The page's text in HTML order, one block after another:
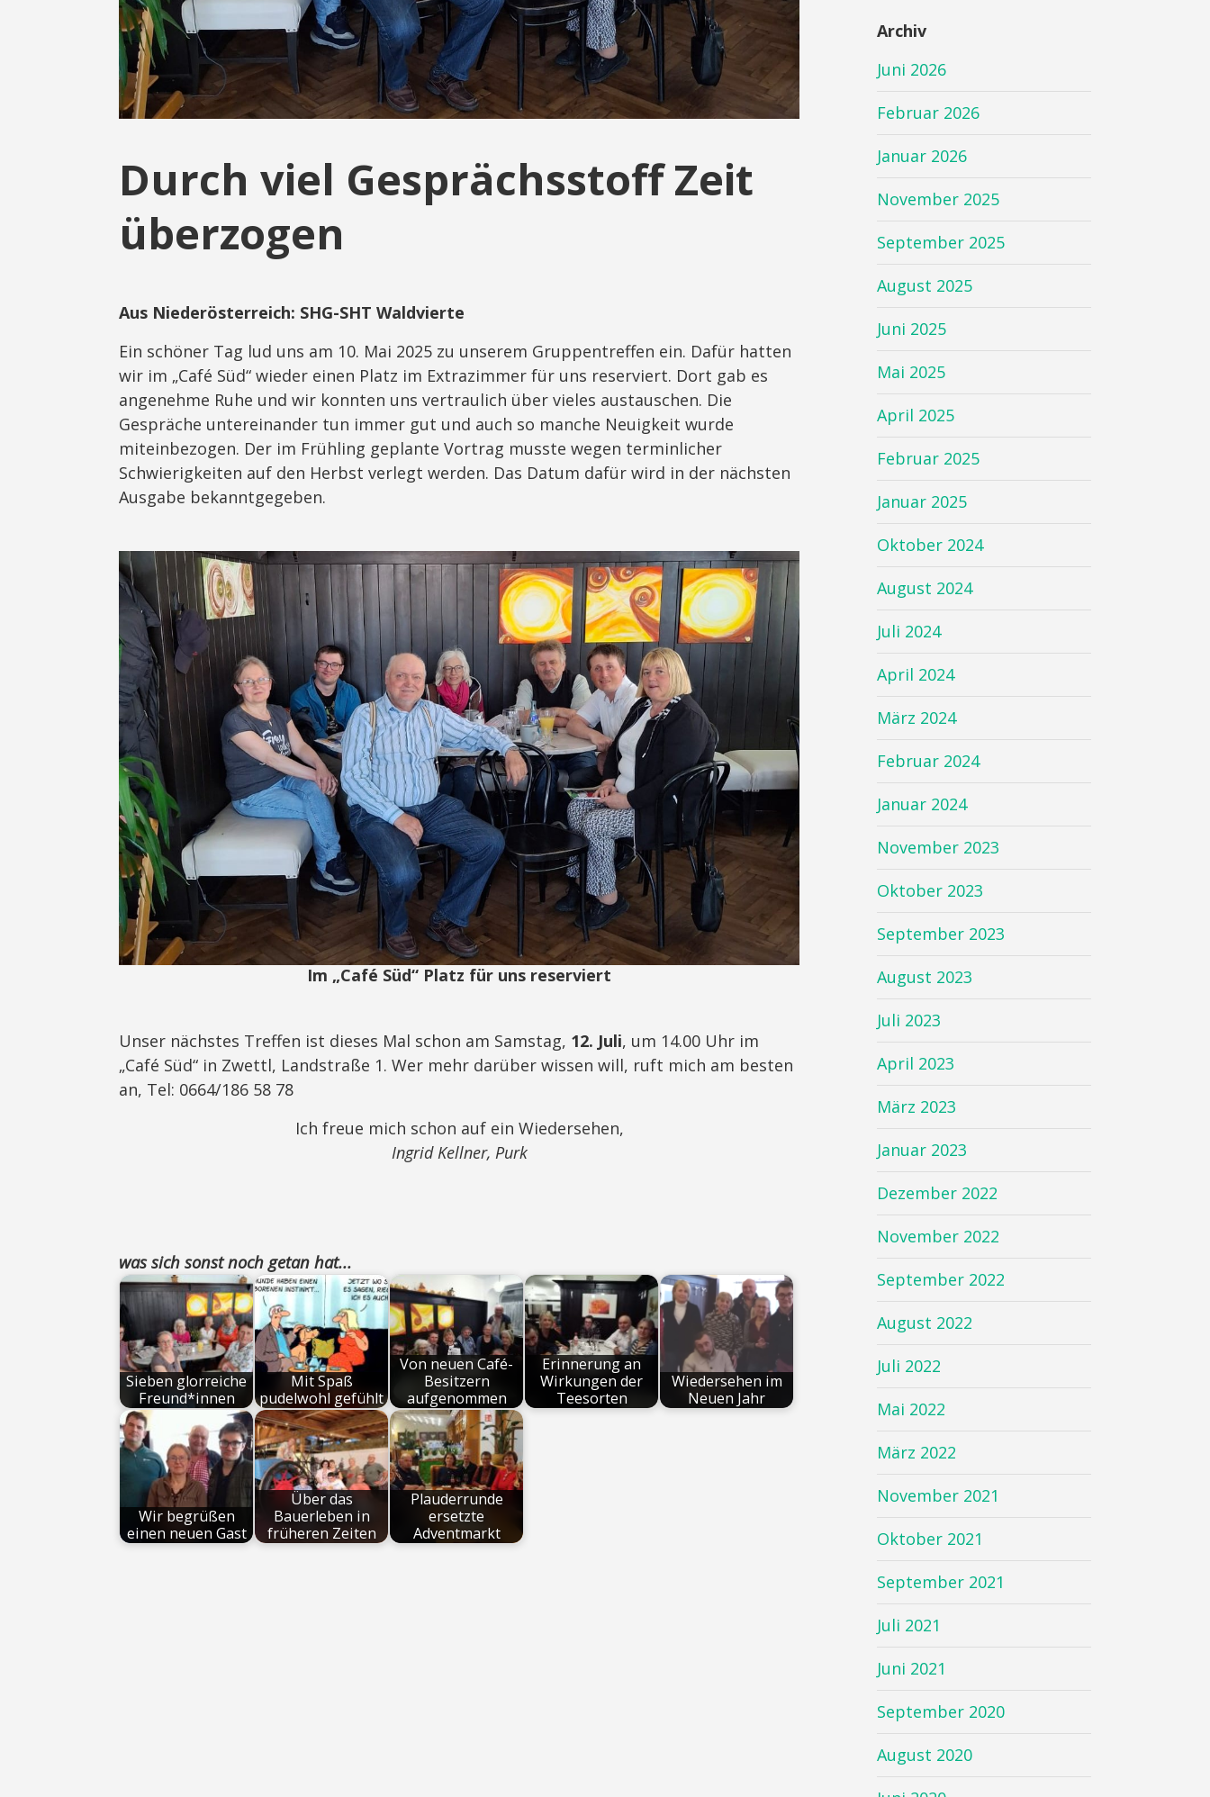
Durch viel Gesprächsstoff Zeit
überzogen
Aus Niederösterreich: SHG-SHT Waldvierte
Ein schöner Tag lud uns am 10. Mai 2025 zu unserem Gruppentreffen ein. Dafür hatten
wir im „Café Süd“ wieder einen Platz im Extrazimmer für uns reserviert. Dort gab es
angenehme Ruhe und wir konnten uns vertraulich über vieles austauschen. Die
Gespräche untereinander tun immer gut und auch so manche Neuigkeit wurde
miteinbezogen. Der im Frühling geplante Vortrag musste wegen terminlicher
Schwierigkeiten auf den Herbst verlegt werden. Das Datum dafür wird in der nächsten
Ausgabe bekanntgegeben.
Im „Café Süd“ Platz für uns reserviert
Unser nächstes Treffen ist dieses Mal schon am Samstag, 12. Juli, um 14.00 Uhr im
„Café Süd“ in Zwettl, Landstraße 1. Wer mehr darüber wissen will, ruft mich am besten
an, Tel: 0664/186 58 78
Ich freue mich schon auf ein Wiedersehen,
Ingrid Kellner, Purk
was sich sonst noch getan hat...
Sieben glorreiche
Freund*innen
Mit Spaß
pudelwohl gefühlt
Von neuen Café-
Besitzern
aufgenommen
Erinnerung an
Wirkungen der
Teesorten
Wiedersehen im
Neuen Jahr
Wir begrüßen
einen neuen Gast
Über das
Bauerleben in
früheren Zeiten
Plauderrunde
ersetzte
Adventmarkt
Archiv
Juni 2026
Februar 2026
Januar 2026
November 2025
September 2025
August 2025
Juni 2025
Mai 2025
April 2025
Februar 2025
Januar 2025
Oktober 2024
August 2024
Juli 2024
April 2024
März 2024
Februar 2024
Januar 2024
November 2023
Oktober 2023
September 2023
August 2023
Juli 2023
April 2023
März 2023
Januar 2023
Dezember 2022
November 2022
September 2022
August 2022
Juli 2022
Mai 2022
März 2022
November 2021
Oktober 2021
September 2021
Juli 2021
Juni 2021
September 2020
August 2020